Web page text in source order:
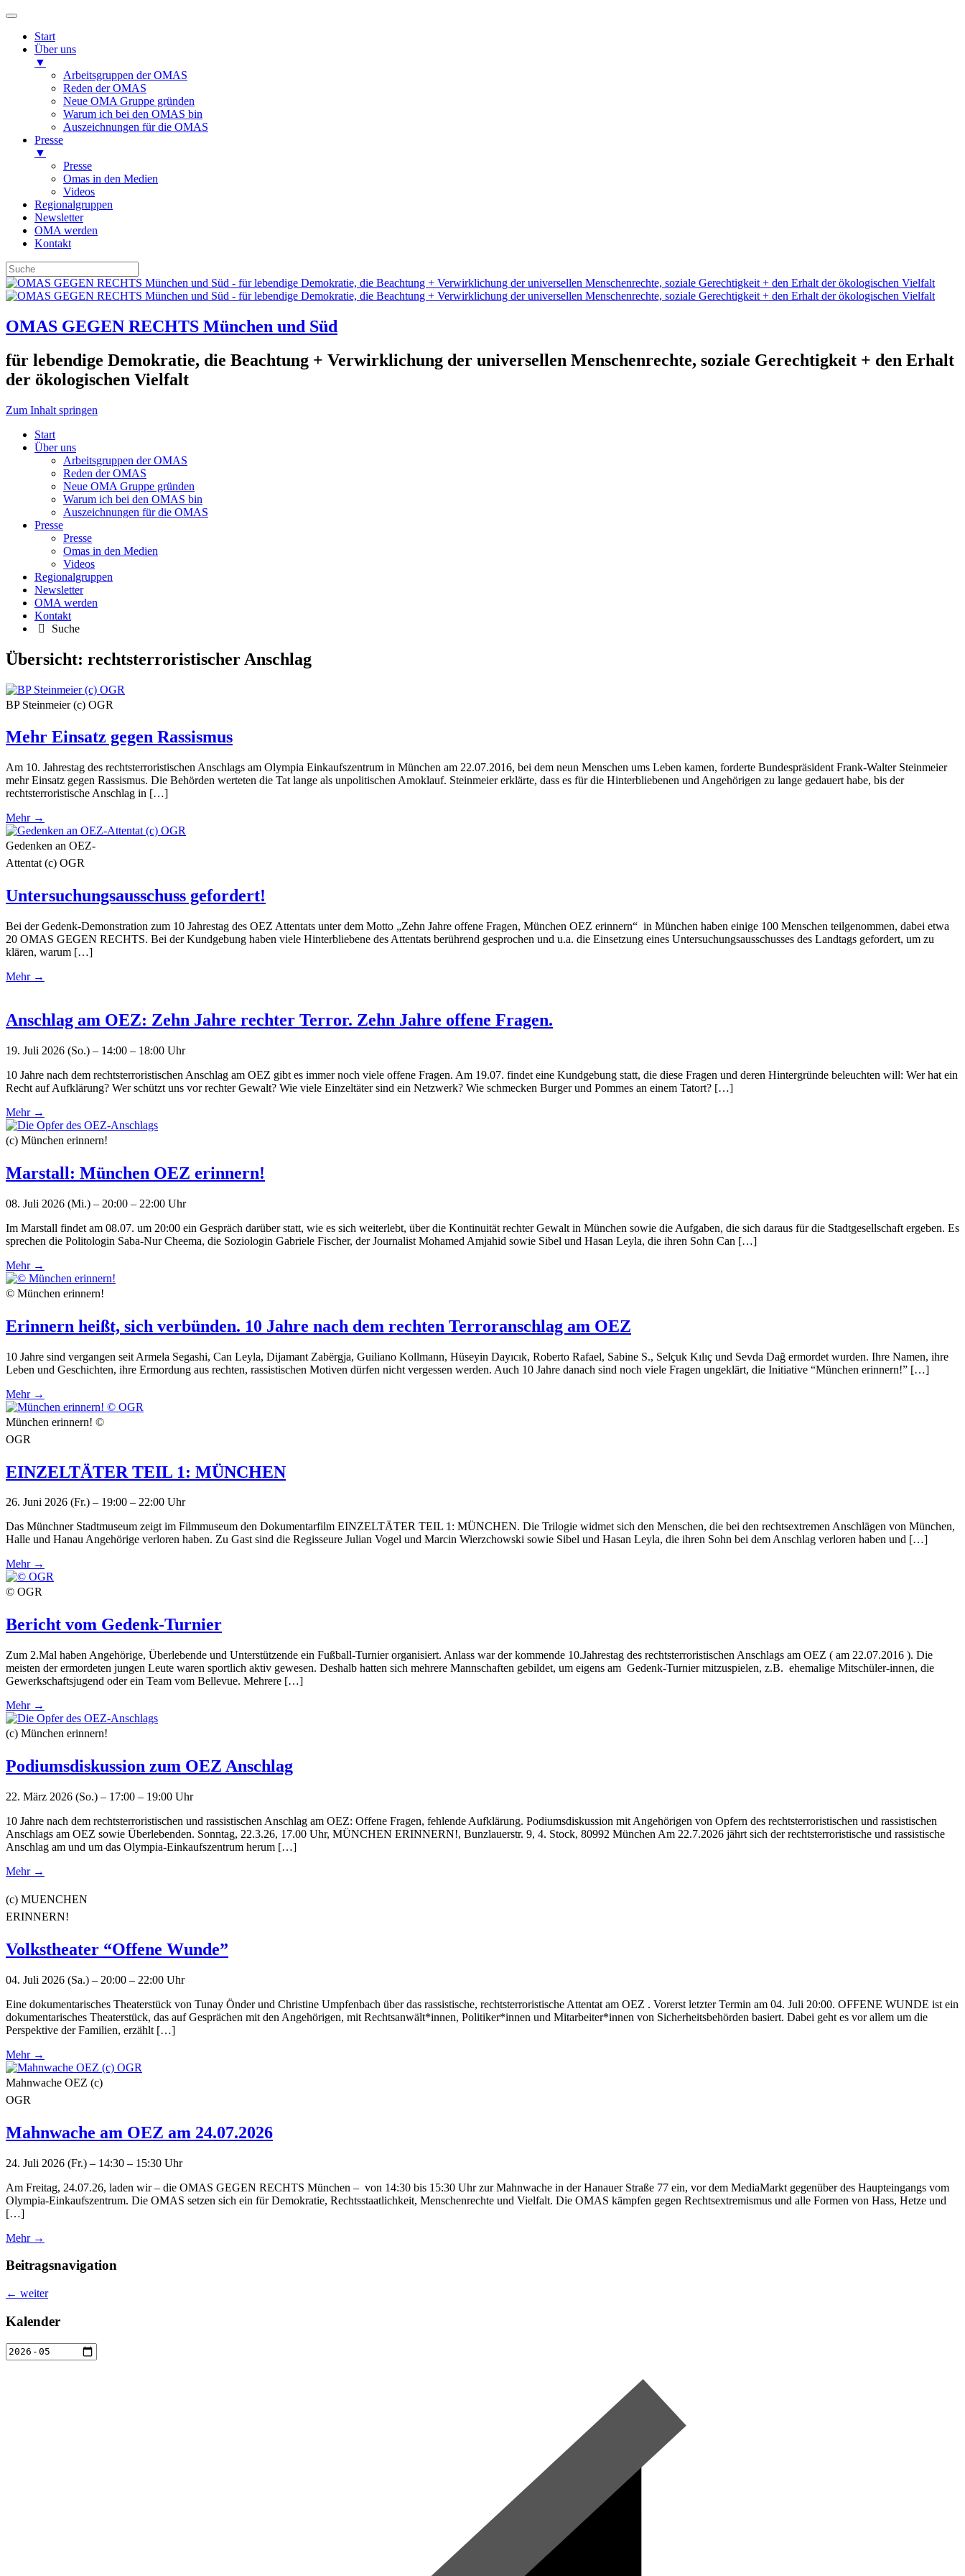
Start
Über uns
▼
Arbeitsgruppen der OMAS
Reden der OMAS
Neue OMA Gruppe gründen
Warum ich bei den OMAS bin
Auszeichnungen für die OMAS
Presse
▼
Presse
Omas in den Medien
Videos
Regionalgruppen
Newsletter
OMA werden
Kontakt
OMAS GEGEN RECHTS München und Süd
für lebendige Demokratie, die Beachtung + Verwirklichung der universellen Menschenrechte, soziale Gerechtigkeit + den Erhalt
der ökologischen Vielfalt
Zum Inhalt springen
Start
Über uns
Arbeitsgruppen der OMAS
Reden der OMAS
Neue OMA Gruppe gründen
Warum ich bei den OMAS bin
Auszeichnungen für die OMAS
Presse
Presse
Omas in den Medien
Videos
Regionalgruppen
Newsletter
OMA werden
Kontakt
Suche
Übersicht: rechtsterroristischer Anschlag
BP Steinmeier (c) OGR
Mehr Einsatz gegen Rassismus
Am 10. Jahrestag des rechtsterroristischen Anschlags am Olympia Einkaufszentrum in München am 22.07.2016, bei dem neun Menschen ums Leben kamen, forderte Bundespräsident Frank-Walter Steinmeier
mehr Einsatz gegen Rassismus. Die Behörden werteten die Tat lange als unpolitischen Amoklauf. Steinmeier erklärte, dass es für die Hinterbliebenen und Angehörigen zu lange gedauert habe, bis der
rechtsterroristische Anschlag in […]
Mehr →
Gedenken an OEZ-
Attentat (c) OGR
Untersuchungsausschuss gefordert!
Bei der Gedenk-Demonstration zum 10 Jahrestag des OEZ Attentats unter dem Motto „Zehn Jahre offene Fragen, München OEZ erinnern“ in München haben einige 100 Menschen teilgenommen, dabei etwa
20 OMAS GEGEN RECHTS. Bei der Kundgebung haben viele Hinterbliebene des Attentats berührend gesprochen und u.a. die Einsetzung eines Untersuchungsausschusses des Landtags gefordert, um zu
klären, warum […]
Mehr →
Anschlag am OEZ: Zehn Jahre rechter Terror. Zehn Jahre offene Fragen.
19. Juli 2026 (So.) – 14:00 – 18:00 Uhr
10 Jahre nach dem rechtsterroristischen Anschlag am OEZ gibt es immer noch viele offene Fragen. Am 19.07. findet eine Kundgebung statt, die diese Fragen und deren Hintergründe beleuchten will: Wer hat ein
Recht auf Aufklärung? Wer schützt uns vor rechter Gewalt? Wie viele Einzeltäter sind ein Netzwerk? Wie schmecken Burger und Pommes an einem Tatort? […]
Mehr →
(c) München erinnern!
Marstall: München OEZ erinnern!
08. Juli 2026 (Mi.) – 20:00 – 22:00 Uhr
Im Marstall findet am 08.07. um 20:00 ein Gespräch darüber statt, wie es sich weiterlebt, über die Kontinuität rechter Gewalt in München sowie die Aufgaben, die sich daraus für die Stadtgesellschaft ergeben. Es
sprechen die Politologin Saba-Nur Cheema, die Soziologin Gabriele Fischer, der Journalist Mohamed Amjahid sowie Sibel und Hasan Leyla, die ihren Sohn Can […]
Mehr →
© München erinnern!
Erinnern heißt, sich verbünden. 10 Jahre nach dem rechten Terroranschlag am OEZ
10 Jahre sind vergangen seit Armela Segashi, Can Leyla, Dijamant Zabërgja, Guiliano Kollmann, Hüseyin Dayıcık, Roberto Rafael, Sabine S., Selçuk Kılıç und Sevda Dağ ermordet wurden. Ihre Namen, ihre
Leben und Geschichten, ihre Ermordung aus rechten, rassistischen Motiven dürfen nicht vergessen werden. Auch 10 Jahre danach sind noch viele Fragen ungeklärt, die Initiative “München erinnern!” […]
Mehr →
München erinnern! ©
OGR
EINZELTÄTER TEIL 1: MÜNCHEN
26. Juni 2026 (Fr.) – 19:00 – 22:00 Uhr
Das Münchner Stadtmuseum zeigt im Filmmuseum den Dokumentarfilm EINZELTÄTER TEIL 1: MÜNCHEN. Die Trilogie widmet sich den Menschen, die bei den rechtsextremen Anschlägen von München,
Halle und Hanau Angehörige verloren haben. Zu Gast sind die Regisseure Julian Vogel und Marcin Wierzchowski sowie Sibel und Hasan Leyla, die ihren Sohn bei dem Anschlag verloren haben und […]
Mehr →
© OGR
Bericht vom Gedenk-Turnier
Zum 2.Mal haben Angehörige, Überlebende und Unterstützende ein Fußball-Turnier organisiert. Anlass war der kommende 10.Jahrestag des rechtsterroristischen Anschlags am OEZ ( am 22.07.2016 ). Die
meisten der ermordeten jungen Leute waren sportlich aktiv gewesen. Deshalb hatten sich mehrere Mannschaften gebildet, um eigens am Gedenk-Turnier mitzuspielen, z.B. ehemalige Mitschüler-innen, die
Gewerkschaftsjugend oder ein Team vom Bellevue. Mehrere […]
Mehr →
(c) München erinnern!
Podiumsdiskussion zum OEZ Anschlag
22. März 2026 (So.) – 17:00 – 19:00 Uhr
10 Jahre nach dem rechtsterroristischen und rassistischen Anschlag am OEZ: Offene Fragen, fehlende Aufklärung. Podiumsdiskussion mit Angehörigen von Opfern des rechtsterroristischen und rassistischen
Anschlags am OEZ sowie Überlebenden. Sonntag, 22.3.26, 17.00 Uhr, MÜNCHEN ERINNERN!, Bunzlauerstr. 9, 4. Stock, 80992 München Am 22.7.2026 jährt sich der rechtsterroristische und rassistische
Anschlag am und um das Olympia-Einkaufszentrum herum […]
Mehr →
(c) MUENCHEN
ERINNERN!
Volkstheater “Offene Wunde”
04. Juli 2026 (Sa.) – 20:00 – 22:00 Uhr
Eine dokumentarisches Theaterstück von Tunay Önder und Christine Umpfenbach über das rassistische, rechtsterroristische Attentat am OEZ . Vorerst letzter Termin am 04. Juli 20:00. OFFENE WUNDE ist ein
dokumentarisches Theaterstück, das auf Gesprächen mit den Angehörigen, mit Rechtsanwält*innen, Politiker*innen und Mitarbeiter*innen von Sicherheitsbehörden basiert. Dabei geht es vor allem um die
Perspektive der Familien, erzählt […]
Mehr →
Mahnwache OEZ (c)
OGR
Mahnwache am OEZ am 24.07.2026
24. Juli 2026 (Fr.) – 14:30 – 15:30 Uhr
Am Freitag, 24.07.26, laden wir – die OMAS GEGEN RECHTS München – von 14:30 bis 15:30 Uhr zur Mahnwache in der Hanauer Straße 77 ein, vor dem MediaMarkt gegenüber des Haupteingangs vom
Olympia-Einkaufszentrum. Die OMAS setzen sich ein für Demokratie, Rechtsstaatlichkeit, Menschenrechte und Vielfalt. Die OMAS kämpfen gegen Rechtsextremismus und alle Formen von Hass, Hetze und
[…]
Mehr →
Beitragsnavigation
← weiter
Kalender